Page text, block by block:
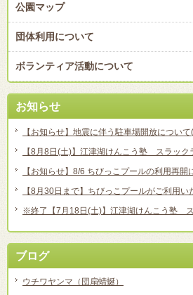
公園マップ
団体利用について
ボランティア活動について
お知らせ
【お知らせ】地震に伴う駐車場開放につい
【8月8日(土)】江津湖けんこう塾 スラック
【お知らせ】8/6 ちびっこプールの利用再開
【8月30日まで】ちびっこプールがご利用い
※終了【7月18日(土)】江津湖けんこう塾
ブログ
ウチワヤンマ（団扇蜻蜒）